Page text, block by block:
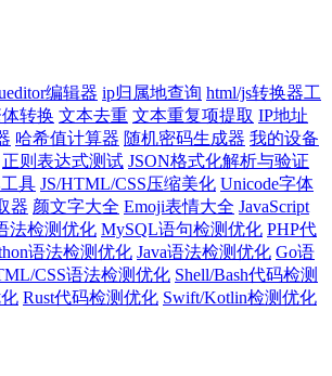
编辑器 ip归属地查询 html/js转换器工
转换 文本去重 文本重复项提取 IP地址
哈希值计算器 随机密码生成器 我的设备
正则表达式测试 JSON格式化解析与验证
具 JS/HTML/CSS压缩美化 Unicode字体
器 颜文字大全 Emoji表情大全 JavaScript
法检测优化 MySQL语句检测优化 PHP代
语法检测优化 Java语法检测优化 Go语
CSS语法检测优化 Shell/Bash代码检测
Rust代码检测优化 Swift/Kotlin检测优化